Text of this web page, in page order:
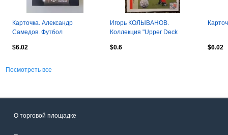
Карточка. Александр
Самедов. Футбол
$6.02
Игорь КОЛЫВАНОВ.
Коллекция "Upper Deck
$0.6
$6.02
Посмотреть все
О торговой площадке